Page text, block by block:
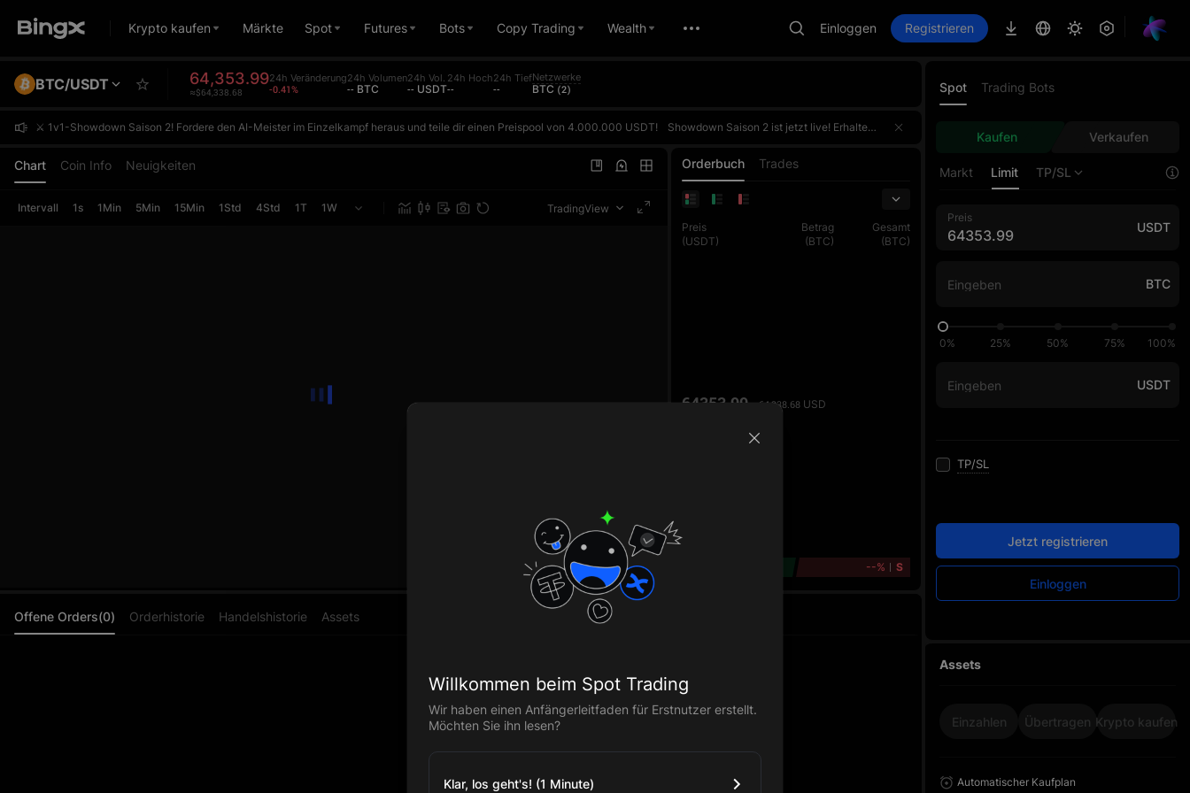
Krypto kaufen Märkte Spot Futures Bots Copy Trading Wealth Einloggen Registrieren
BTC/USDT 64,353.99
≈$64,338.68
24h Veränderung
-0.41%
24h Volumen
-- BTC
24h Vol.
-- USDT
24h Hoch
--
24h Tief
--
Netzwerke
BTC (2)
⚔️ 1v1-Showdown Saison 2! Fordere den AI-Meister im Einzelkampf heraus und teile dir einen Preispool von 4.000.000 USDT!
Showdown Saison 2 ist jetzt live! Erhalte täglich 5 kostenlose AI-Duelle und tritt auf Basis deines tatsächlichen ROI gegen die AI an. Gewinne, um Punkte zu sammeln und im täglichen Ranking aufzusteigen. Der Preis für den ersten Platz im täglichen Ranking beträgt bis zu 10.000 USDT. Jeder Futures-Trade zählt außerdem für den Handelsvolumen-Wettbewerb, bei dem der Top 1 jeder Phase exklusiv 100.000 USDT gewinnt. Melde dich einmal an und erhalte doppelte Belohnungen!Melde dich jetzt an, fordere d
Chart Coin Info Neuigkeiten
Intervall 1s 1Min 5Min 15Min 1Std 4Std 1T 1W TradingView
Orderbuch Trades
Preis
(USDT)
Betrag
(BTC)
Gesamt
(BTC)
64353.99 64,338.68 USD
--% S
Spot Trading Bots
Kaufen Verkaufen
Markt Limit TP/SL
Preis
USDT
BTC
0% 25% 50% 75% 100%
USDT
TP/SL
Jetzt registrieren
Einloggen
Assets
Einzahlen Übertragen Krypto kaufen
Automatischer Kaufplan
Offene Orders(0) Orderhistorie Handelshistorie Assets
Willkommen beim Spot Trading
Wir haben einen Anfängerleitfaden für Erstnutzer erstellt.
Möchten Sie ihn lesen?
Klar, los geht's! (1 Minute)